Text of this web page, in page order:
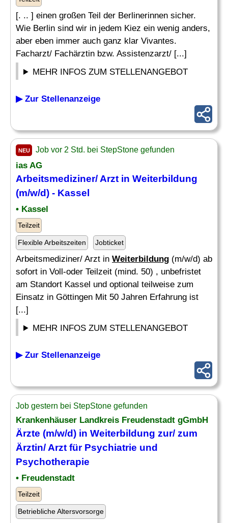
[. .. ] einen großen Teil der Berlinerinnen sicher.
Wie Berlin sind wir in jedem Kiez ein wenig anders,
aber eben immer auch ganz klar Vivantes.
Facharzt/ Fachärztin bzw. Assistenzarzt/ [...]
MEHR INFOS ZUM STELLENANGEBOT
▶ Zur Stellenanzeige
NEU Job vor 2 Std. bei StepStone gefunden
ias AG
Arbeitsmediziner/ Arzt in Weiterbildung
(m/w/d) - Kassel
• Kassel
Teilzeit
Flexible Arbeitszeiten Jobticket
Arbeitsmediziner/ Arzt in Weiterbildung (m/w/d) ab
sofort in Voll-oder Teilzeit (mind. 50) , unbefristet
am Standort Kassel und optional teilweise zum
Einsatz in Göttingen Mit 50 Jahren Erfahrung ist
[...]
MEHR INFOS ZUM STELLENANGEBOT
▶ Zur Stellenanzeige
Job gestern bei StepStone gefunden
Krankenhäuser Landkreis Freudenstadt gGmbH
Ärzte (m/w/d) in Weiterbildung zur/ zum
Ärztin/ Arzt für Psychiatrie und
Psychotherapie
• Freudenstadt
Teilzeit
Betriebliche Altersvorsorge